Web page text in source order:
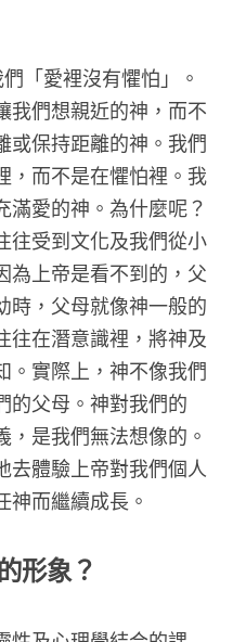
「愛裡沒有懼怕」。
我們想親近的神，而不
或保持距離的神。我們
，而不是在懼怕裡。我
滿愛的神。為什麼呢？
往受到文化及我們從小
為上帝是看不到的，父
時，父母就像神一般的
往在潛意識裡，將神及
。實際上，神不像我們
的父母。神對我們的
，是我們無法想像的。
去體驗上帝對我們個人
神而繼續成長。
形象？